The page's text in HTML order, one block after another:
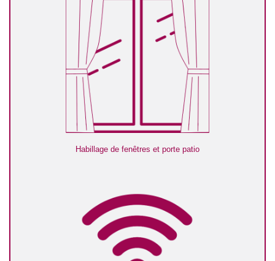
Habillage de fenêtres et porte patio